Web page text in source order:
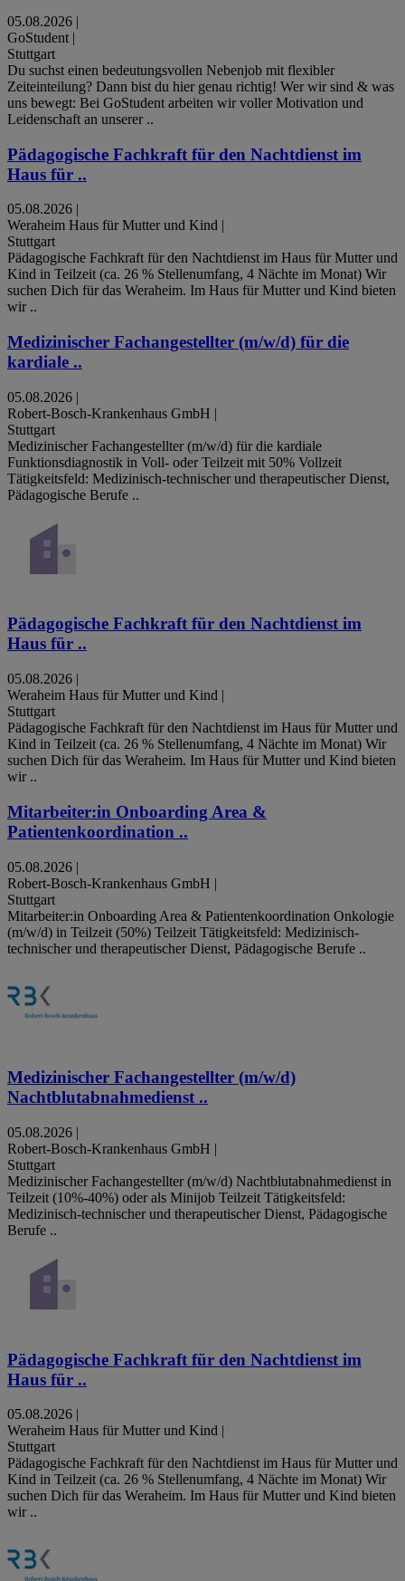
05.08.2026 |
GoStudent |
Stuttgart
Du suchst einen bedeutungsvollen Nebenjob mit flexibler
Zeiteinteilung? Dann bist du hier genau richtig! Wer wir sind & was
uns bewegt: Bei GoStudent arbeiten wir voller Motivation und
Leidenschaft an unserer ..
Pädagogische Fachkraft für den Nachtdienst im
Haus für ..
05.08.2026 |
Weraheim Haus für Mutter und Kind |
Stuttgart
Pädagogische Fachkraft für den Nachtdienst im Haus für Mutter und
Kind in Teilzeit (ca. 26 % Stellenumfang, 4 Nächte im Monat) Wir
suchen Dich für das Weraheim. Im Haus für Mutter und Kind bieten
wir ..
Medizinischer Fachangestellter (m/w/d) für die
kardiale ..
05.08.2026 |
Robert-Bosch-Krankenhaus GmbH |
Stuttgart
Medizinischer Fachangestellter (m/w/d) für die kardiale
Funktionsdiagnostik in Voll- oder Teilzeit mit 50% Vollzeit
Tätigkeitsfeld: Medizinisch-technischer und therapeutischer Dienst,
Pädagogische Berufe ..
Pädagogische Fachkraft für den Nachtdienst im
Haus für ..
05.08.2026 |
Weraheim Haus für Mutter und Kind |
Stuttgart
Pädagogische Fachkraft für den Nachtdienst im Haus für Mutter und
Kind in Teilzeit (ca. 26 % Stellenumfang, 4 Nächte im Monat) Wir
suchen Dich für das Weraheim. Im Haus für Mutter und Kind bieten
wir ..
Mitarbeiter:in Onboarding Area &
Patientenkoordination ..
05.08.2026 |
Robert-Bosch-Krankenhaus GmbH |
Stuttgart
Mitarbeiter:in Onboarding Area & Patientenkoordination Onkologie
(m/w/d) in Teilzeit (50%) Teilzeit Tätigkeitsfeld: Medizinisch-
technischer und therapeutischer Dienst, Pädagogische Berufe ..
Medizinischer Fachangestellter (m/w/d)
Nachtblutabnahmedienst ..
05.08.2026 |
Robert-Bosch-Krankenhaus GmbH |
Stuttgart
Medizinischer Fachangestellter (m/w/d) Nachtblutabnahmedienst in
Teilzeit (10%-40%) oder als Minijob Teilzeit Tätigkeitsfeld:
Medizinisch-technischer und therapeutischer Dienst, Pädagogische
Berufe ..
Pädagogische Fachkraft für den Nachtdienst im
Haus für ..
05.08.2026
Weraheim Haus für Mutter und Kind
Stuttgart
Pädagogische Fachkraft für den Nachtdienst im Haus für Mutter und
Kind in Teilzeit (ca. 26 % Stellenumfang, 4 Nächte im Monat) Wir
suchen Dich für das Weraheim. Im Haus für Mutter und Kind bieten
wir ..